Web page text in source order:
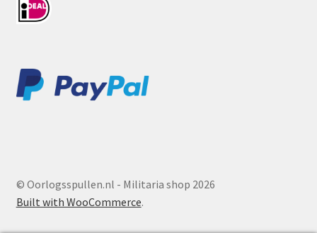
© Oorlogsspullen.nl - Militaria shop 2026
Built with WooCommerce.